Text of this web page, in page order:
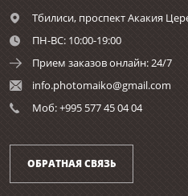
Тбилиси, проспект Акакия
ПН-ВС: 10:00-19:00
Прием заказов онлайн: 24/7
info.photomaiko@gmail.com
Моб: +995 577 45 04 04
ОБРАТНАЯ СВЯЗЬ